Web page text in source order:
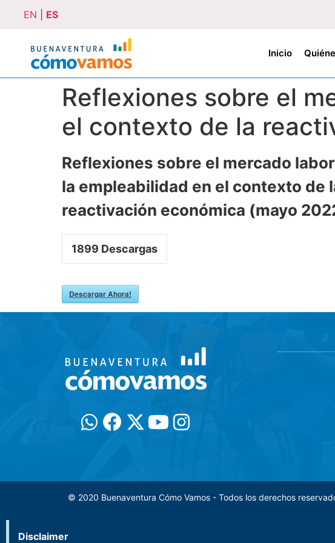
EN ES
Inicio
Reflexiones sobre el
el contexto de la
Reflexiones sobre el mercado
la empleabilidad en el contexto de
reactivación económica (mayo
1899 Descargas
Descargar Ahora!
© 2020 Buenaventura Cómo Vamos - Todos los derechos
Disclaimer